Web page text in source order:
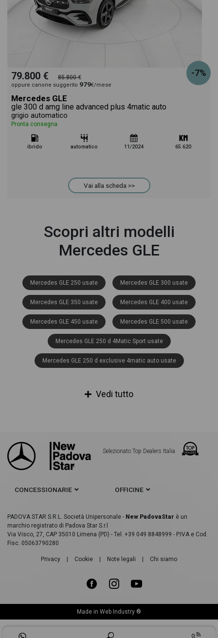
-7%
79.800 € 85.800 €
oppure canone suggerito 979€/mese
Mercedes GLE
gle 300 d amg line advanced plus 4matic auto
grigio automatico
Pronta consegna
ibrido automatico 11/2024 65.620
Vai alla scheda >>
Scopri altri modelli
Mercedes GLE
Mercedes GLE 250 usate Mercedes GLE 300 usate
Mercedes GLE 350 usate Mercedes GLE 400 usate
Mercedes GLE 450 usate Mercedes GLE 500 usate
Mercedes GLE 250 d 4Matic Sport usate
Mercedes GLE 250 d exclusive 4matic auto usate
Mercedes GLE 250 d premium plus 4matic auto usate
Mercedes GLE 300 d advanced 4matic auto usate
usate
Mercedes GLE 300 d mhev premium 4matic auto usate
Mercedes GLE 300 d mhev premium plus 4matic auto usate
Mercedes GLE 300 d mhev sport 4matic auto usate
Mercedes GLE 300 d premium 4matic auto usate
Mercedes GLE 300 d premium plus 4matic auto usate
Vedi tutto
Selezionato Top Dealers Italia
CONCESSIONARIE OFFICINE
PADOVA STAR S.R.L. Società Unipersonale - New PadovaStar è un
marchio registrato di Padova Star S.r.l
Via Visco, 27, CAP 35010 Limena (PD) - Tel. +39 049 8848999 - P.IVA e Cod.
Fisc. 05063790280
Privacy Cookie Note legali Chi siamo
Made in Web Industry ®